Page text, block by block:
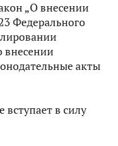
„О внесении
Федерального
внесении
акты
вступает в силу